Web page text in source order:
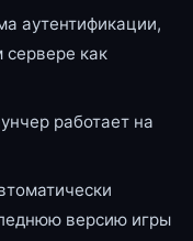
аутентификации,
как
работает на
версию игры